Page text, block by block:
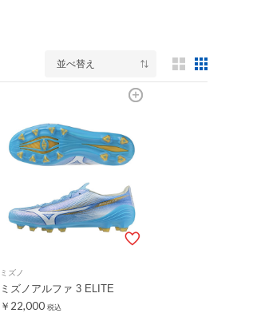
並べ替え 3列表示
ミズノ
ミズノアルファ 3 ELITE
￥22,000 税込